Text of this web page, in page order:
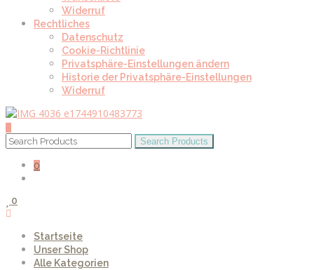
Widerruf
Rechtliches
Datenschutz
Cookie-Richtlinie
Privatsphäre-Einstellungen ändern
Historie der Privatsphäre-Einstellungen
Widerruf
0
0
Startseite
Unser Shop
Alle Kategorien